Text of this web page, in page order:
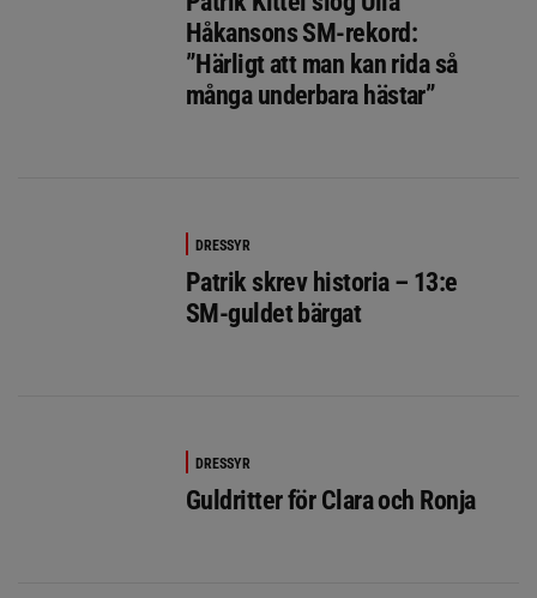
Håkansons SM-rekord:
”Härligt att man kan rida så
många underbara hästar”
DRESSYR
Patrik skrev historia – 13:e
SM-guldet bärgat
DRESSYR
Guldritter för Clara och Ronja